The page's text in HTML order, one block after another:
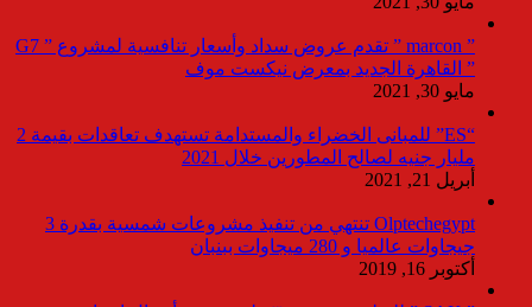
” marcon ” تقدم عروض سداد وأسعار تنافسية لمشروع ” G7
” القاهرة الجديد بمعرض نيكست موف
مايو 30, 2021
“ES” للمبانى الخضراء والمستدامة تستهدف تعاقدات بقيمة 2
مليار جنيه لصالح المطورين خلال 2021
أبريل 21, 2021
Olptechegypt تنتهي من تنفيذ مشروعات شمسية بقدرة 3
جيجاوات عالميا و 280 ميجاوات ببنبان
أكتوبر 16, 2019